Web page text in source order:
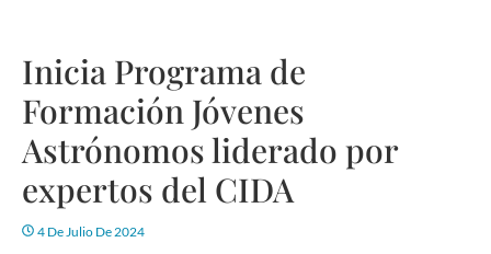
Inicia Programa de
Formación Jóvenes
Astrónomos liderado por
expertos del CIDA
4 De Julio De 2024